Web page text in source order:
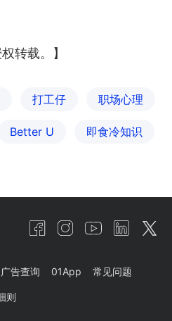
转载。】
打工仔 职场心理
Better U 即食冷知识
广告查询 01App 常见问题
则